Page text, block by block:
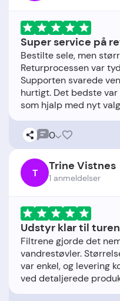
Super service på
Bestilte sele, men
Returprocessen var
Supporten svarede
hurtigt. Det bedste
0
T Trine Vistnes
1 anmeldelser
Udstyr klar til turen
Filtrene gjorde det
vandrestøvler.
var enkel, og levering